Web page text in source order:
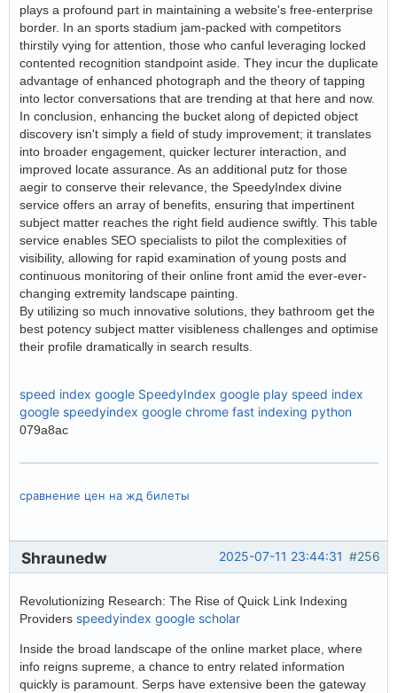
plays a profound part in maintaining a website's free-enterprise
border. In an sports stadium jam-packed with competitors
thirstily vying for attention, those who canful leveraging locked
contented recognition standpoint aside. They incur the duplicate
advantage of enhanced photograph and the theory of tapping
into lector conversations that are trending at that here and now.
In conclusion, enhancing the bucket along of depicted object
discovery isn't simply a field of study improvement; it translates
into broader engagement, quicker lecturer interaction, and
improved locate assurance. As an additional putz for those
aegir to conserve their relevance, the SpeedyIndex divine
service offers an array of benefits, ensuring that impertinent
subject matter reaches the right field audience swiftly. This table
service enables SEO specialists to pilot the complexities of
visibility, allowing for rapid examination of young posts and
continuous monitoring of their online front amid the ever-ever-
changing extremity landscape painting.
By utilizing so much innovative solutions, they bathroom get the
best potency subject matter visibleness challenges and optimise
their profile dramatically in search results.
speed index google SpeedyIndex google play speed index
google speedyindex google chrome fast indexing python
079a8ac
сравнение цен на жд билеты
#256
2025-07-11 23:44:31
Shraunedw
Revolutionizing Research: The Rise of Quick Link Indexing
Providers speedyindex google scholar
Inside the broad landscape of the online market place, where
info reigns supreme, a chance to entry related information
quickly is paramount. Serps have extensive been the gateway